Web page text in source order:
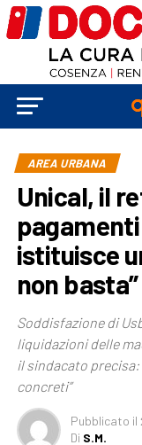
AREA URBANA
Unical, il
istituisce
non basta”
Soddisfazione di
liquidazioni delle
il sindacato
concreti”
Pubblicato il
Di S.M.